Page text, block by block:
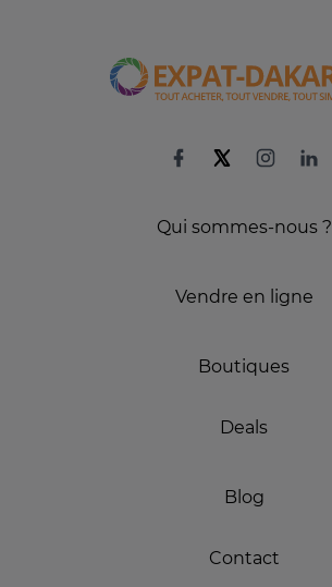
Qui sommes-nous ?
Vendre en ligne
Boutiques
Deals
Blog
Contact